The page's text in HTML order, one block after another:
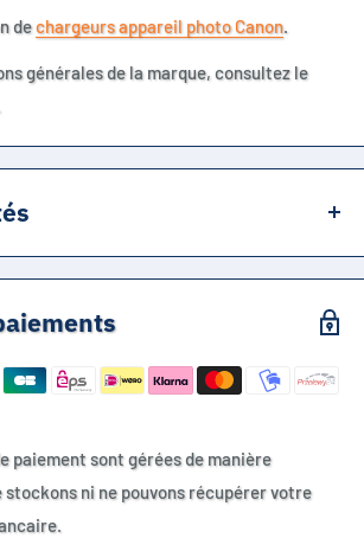
dechargeurs appareil photo Canon.
générales de la marque, consultez le
paiement sont gérées de manière
stockons ni ne pouvons récupérer votre